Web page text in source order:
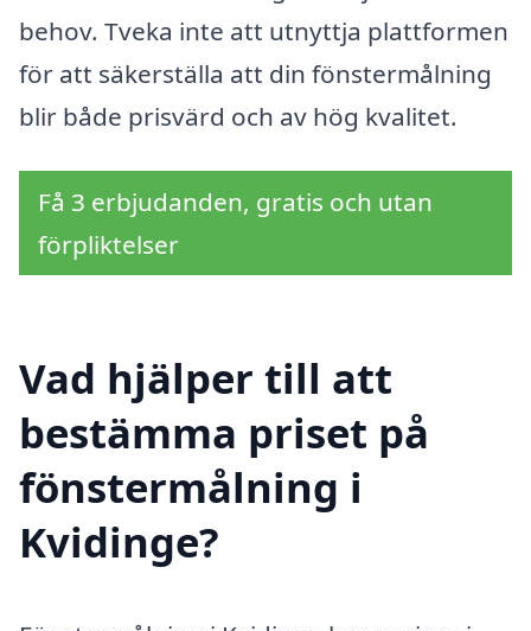
behov. Tveka inte att utnyttja plattformen
för att säkerställa att din fönstermålning
blir både prisvärd och av hög kvalitet.
Få 3 erbjudanden, gratis och utan
förpliktelser
Vad hjälper till att
bestämma priset på
fönstermålning i
Kvidinge?